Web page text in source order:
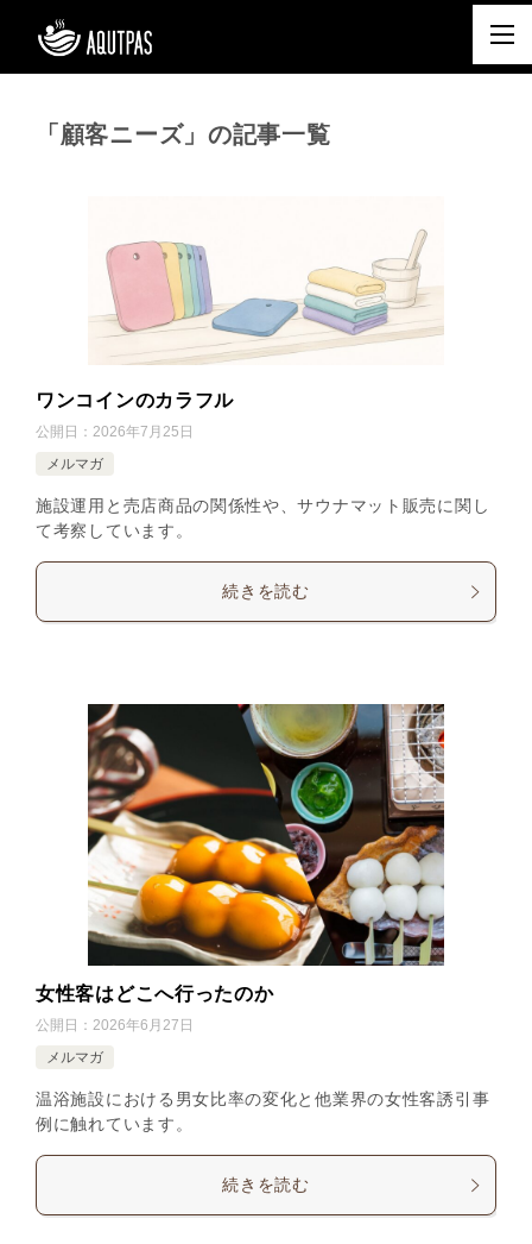
「顧客ニーズ」の記事一覧
ワンコインのカラフル
公開日： 2026年7月25日
メルマガ
施設運用と売店商品の関係性や、サウナマット販売に関し
て考察しています。
続きを読む
女性客はどこへ行ったのか
公開日： 2026年6月27日
メルマガ
温浴施設における男女比率の変化と他業界の女性客誘引事
例に触れています。
続きを読む